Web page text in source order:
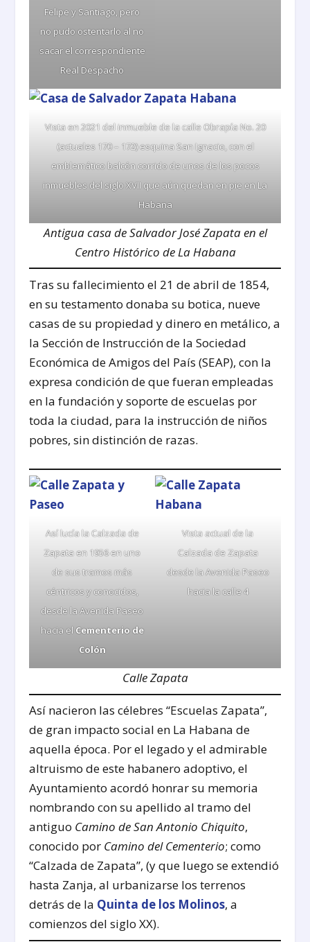
Felipe y Santiago, pero
no pudo ostentarlo al no
sacar el correspondiente
Real Despacho
Vista en 2021 del inmueble de la calle Obrapía No. 20
(actuales 170 – 172) esquina San Ignacio, con el
emblemático balcón corrido de unos de los pocos
inmuebles del siglo XVII que aún quedan en pie en La
Habana
Antigua casa de Salvador José Zapata en el
Centro Histórico de La Habana
Tras su fallecimiento el 21 de abril de 1854,
en su testamento donaba su botica, nueve
casas de su propiedad y dinero en metálico, a
la Sección de Instrucción de la Sociedad
Económica de Amigos del País (SEAP), con la
expresa condición de que fueran empleadas
en la fundación y soporte de escuelas por
toda la ciudad, para la instrucción de niños
pobres, sin distinción de razas.
Así lucía la Calzada de
Zapata en 1956 en uno
de sus tramos más
céntricos y conocidos,
desde la Avenida Paseo
hacia elCementerio de
Colón
Vista actual de la
Calzada de Zapata
desde la Avenida Paseo
hacia la calle 4
Calle Zapata
Así nacieron las célebres “Escuelas Zapata”,
de gran impacto social en La Habana de
aquella época. Por el legado y el admirable
altruismo de este habanero adoptivo, el
Ayuntamiento acordó honrar su memoria
nombrando con su apellido al tramo del
antiguo Camino de San Antonio Chiquito,
conocido por Camino del Cementerio; como
“Calzada de Zapata”, (y que luego se extendió
hasta Zanja, al urbanizarse los terrenos
detrás de la Quinta de los Molinos, a
comienzos del siglo XX).